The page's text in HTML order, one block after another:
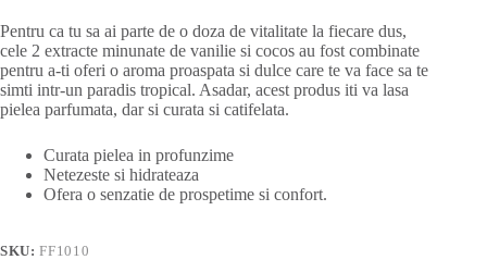
Pentru ca tu sa ai parte de o doza de vitalitate la fiecare dus,
cele 2 extracte minunate de vanilie si cocos au fost combinate
pentru a-ti oferi o aroma proaspata si dulce care te va face sa te
simti intr-un paradis tropical. Asadar, acest produs iti va lasa
pielea parfumata, dar si curata si catifelata.
Curata pielea in profunzime
Netezeste si hidrateaza
Ofera o senzatie de prospetime si confort.
SKU:FF1010